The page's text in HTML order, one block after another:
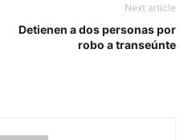
Next article
Detienen a dos personas por
robo a transeúnte